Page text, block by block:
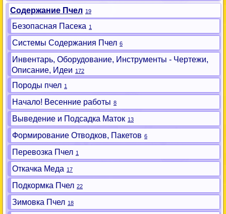
Содержание Пчел 19
Безопасная Пасека 1
Системы Содержания Пчел 6
Инвентарь, Оборудование, Инструменты - Чертежи,
Описание, Идеи 172
Породы пчел 1
Начало! Весенние работы 8
Выведение и Подсадка Маток 13
Формирование Отводков, Пакетов 6
Перевозка Пчел 1
Откачка Меда 17
Подкормка Пчел 22
Зимовка Пчел 18